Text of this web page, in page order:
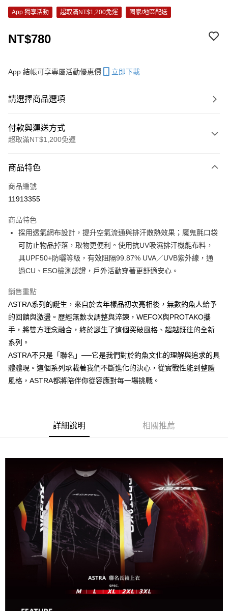
App 獨享活動 超取滿NT$1,200免運 國家/地區配送
NT$780
App 結帳可享專屬活動優惠價 立即下載
請選擇商品選項
付款與運送方式
超取滿NT$1,200免運
信用卡一次付款
信用卡分期付款
合作金庫商業銀行
華南商業銀行
彰化商業銀行
上海商業儲蓄銀行
台北富邦商業銀行
國泰世華商業銀行
兆豐國際商業銀行
臺灣中小企業銀行
台中商業銀行
聯邦商業銀行
元大商業銀行
永豐商業銀行
台新國際商業銀行
中國信託商業銀行
台灣樂天信用卡公司
超商取貨付款
Apple Pay
街口支付
大哥付你分期
相關說明
【大哥付你分期使用說明】
2.付款方式選擇「大哥付你分期」，訂單成立後會自動跳轉到大哥付的交易
流程，驗證手機門號後，選擇欲分期的期數、繳款截止日，確認付款後即完
成交易。
3.實際核准額度、可分期數及費用金額請依後續交易確認頁面所載為準。
4.訂單成立30分鐘內，如未前往確認交易或遇審核未通過，訂單將自動取
2.透過簡訊連結打開帳單後，可選擇「超商條碼／台灣大直營門市／銀行轉
1.本服務係由「台灣大哥大股份有限公司」（以下簡稱本公司）所提供，讓
用戶於交易時，得透過本服務購買商品或服務，並由商店將買賣／分期付款
買賣價金債權讓與本公司後，依約使用本公司帳單繳交帳款。
2.基於同意付款使用「大哥付你分期」之契約關係目的，商店將以您的個人
資料（包含姓名、電話或地址）提供予台灣大哥大進項蒐集、處理及利用，
由本公司與您本人進行分期帳單所需資料之確認、核對及更正。
3.完整用戶服務條款，請詳閱以下連結： https://oppay.tw/userRule
AFTEE先享後付
相關說明
【關於「AFTEE先享後付」】
AFTEE先享後付是「在收到商品之後才付款」的支付方式。 讓您購物簡單
便利好安心！
１．簡單：不需註冊會員、不需綁卡、不需儲值。
【「AFTEE先享後付」結帳流程】
３．收到繳費通知簡訊後14天內，點擊此簡訊中的連結，可透過四大超商／
ATM／網路銀行／等多元方式進行付款，方視為交易完成。
※ 請注意：結帳手續完成當下不需立刻繳費，但若您需要取消訂單，請聯絡
購買商品的店家。未經商家同意取消之訂單仍視為有效，需透過AFTEE先享
後付繳納相關費用。
※ 交易是否成功請以「AFTEE先享後付 」之結帳頁面顯示為準，若有關於
是否繳費成功／繳費後需取消欲退款等相關疑問，請聯繫「AFTEE先享後付
客戶支援中心」https://netprotections.freshdesk.com/support/home
【注意事項】
１．透過由恩沛科技股份有限公司提供之「AFTEE先享後付」服務完成之交
易，需依本服務之必要範圍內提供個人資料，並將交易相關給付款項請求債
權轉讓予恩沛科技股份有限公司。
２．關於個人資料處理事宜，請瀏覽以下網址：
https://aftee.tw/terms/#terms3
ATM付款
貨到付款
付款後全家取貨
每筆NT$60，滿NT$1,200(含以上)免運費
7-11取貨付款
每筆NT$60，滿NT$1,200(含以上)免運費
付款後7-11取貨
每筆NT$60，滿NT$1,200(含以上)免運費
一般宅配（門市自取請勿下單，請聯繫客服）
每筆NT$100，滿NT$2,000(含以上)免運費
商品特色
商品編號
11913355
商品特色
採用透氣網布設計，提升空氣流通與排汗散熱效果；魔鬼氈口袋
可防止物品掉落，取物更便利。使用抗UV吸濕排汗機能布料，
具UPF50+防曬等級，有效阻隔99.87% UVA／UVB紫外線，通
過CU、ESO檢測認證，戶外活動穿著更舒適安心。
銷售重點
ASTRA系列的誕生，來自於去年樣品初次亮相後，無數釣魚人給予
的回饋與激盪。歷經無數次調整與淬鍊，WEFOX與PROTAKO攜
手，將雙方理念融合，終於誕生了這個突破風格、超越既往的全新
系列。
ASTRA不只是「聯名」──它是我們對於釣魚文化的理解與追求的具
體體現。這個系列承載著我們不斷進化的決心，從實戰性能到整體
風格，ASTRA都將陪伴你從容應對每一場挑戰。
詳細說明 相關推薦